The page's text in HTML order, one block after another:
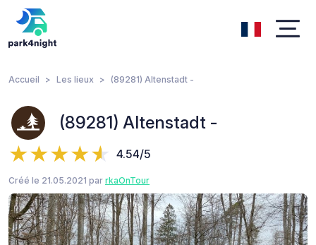
Accueil Les lieux (89281) Altenstadt -
(89281) Altenstadt -
4.54/5
Créé le 21.05.2021 par rkaOnTour